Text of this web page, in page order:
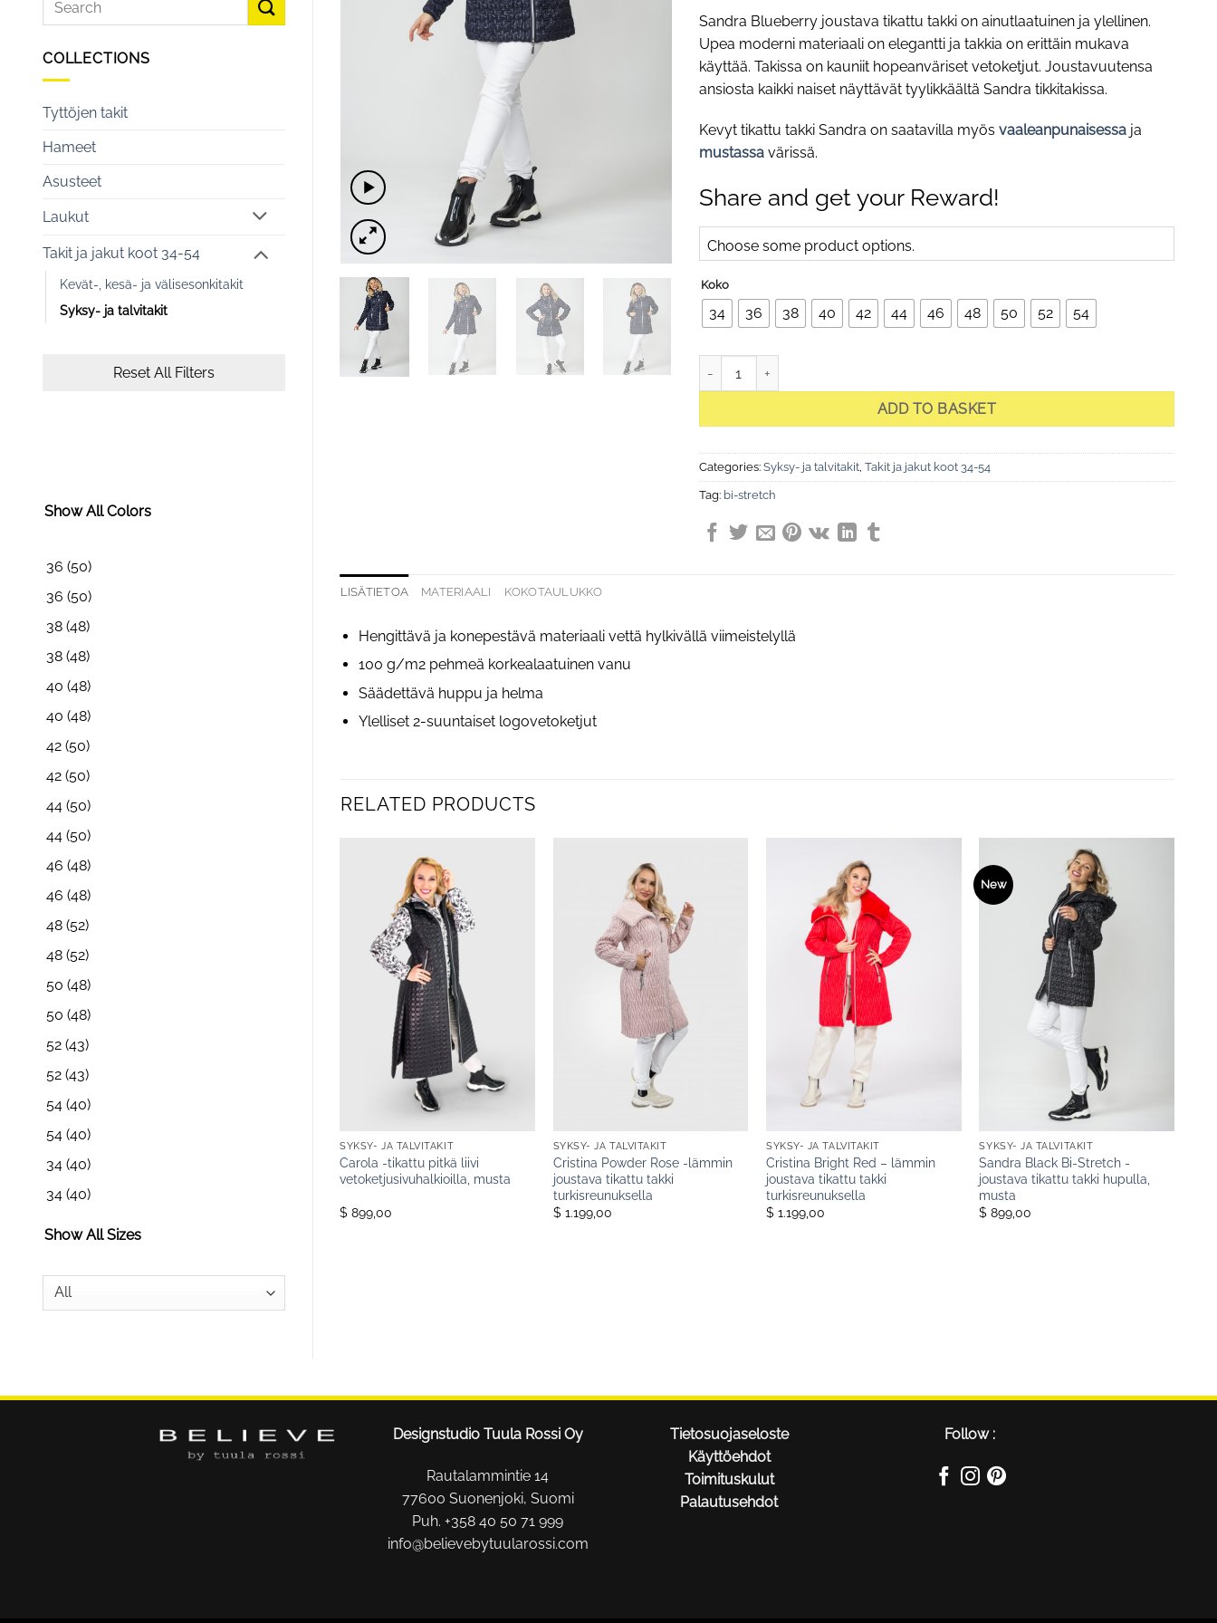
COLLECTIONS
Tyttöjen takit
Hameet
Asusteet
Laukut
Takit ja jakut koot 34-54
Kevät-, kesä- ja välisesonkitakit
Syksy- ja talvitakit
Reset All Filters
Show All Colors
36 (50)
36 (50)
38 (48)
38 (48)
40 (48)
40 (48)
42 (50)
42 (50)
44 (50)
44 (50)
46 (48)
46 (48)
48 (52)
48 (52)
50 (48)
50 (48)
52 (43)
52 (43)
54 (40)
54 (40)
34 (40)
34 (40)
Show All Sizes
Sandra Blueberry joustava tikattu takki on ainutlaatuinen ja ylellinen.
Upea moderni materiaali on elegantti ja takkia on erittäin mukava
käyttää. Takissa on kauniit hopeanväriset vetoketjut. Joustavuutensa
ansiosta kaikki naiset näyttävät tyylikkäältä Sandra tikkitakissa.
Kevyt tikattu takki Sandra on saatavilla myös vaaleanpunaisessaja
mustassavärissä.
Share and get your Reward!
Choose some product options.
Koko
34 36 38 40 42 44 46 48 50 52 54
ADD TO BASKET
Categories: Syksy- ja talvitakit, Takit ja jakut koot 34-54
Tag: bi-stretch
LISÄTIETOA MATERIAALI KOKOTAULUKKO
Hengittävä ja konepestävä materiaali vettä hylkivällä viimeistelyllä
100 g/m2 pehmeä korkealaatuinen vanu
Säädettävä huppu ja helma
Ylelliset 2-suuntaiset logovetoketjut
RELATED PRODUCTS
SYKSY- JA TALVITAKIT
Carola -tikattu pitkä liivi
vetoketjusivuhalkioilla, musta
$ 899,00
SYKSY- JA TALVITAKIT
Cristina Powder Rose -lämmin
joustava tikattu takki
turkisreunuksella
$ 1.199,00
SYKSY- JA TALVITAKIT
Cristina Bright Red – lämmin
joustava tikattu takki
turkisreunuksella
$ 1.199,00
New
SYKSY- JA TALVITAKIT
Sandra Black Bi-Stretch -
joustava tikattu takki hupulla,
musta
$ 899,00
tikattu
Designstudio Tuula Rossi Oy
Rautalammintie 14
77600 Suonenjoki, Suomi
Puh. +358 40 50 71 999
info@believebytuularossi.com
Tietosuojaseloste
Käyttöehdot
Toimituskulut
Palautusehdot
Follow :